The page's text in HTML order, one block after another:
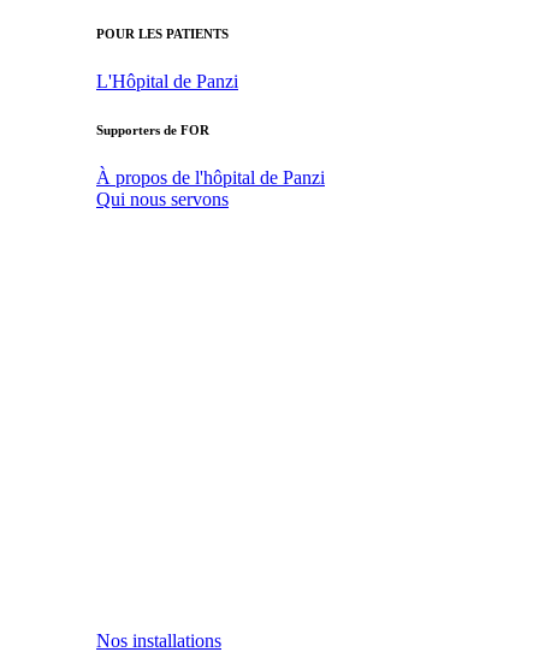
POUR LES PATIENTS
L'Hôpital de Panzi
Supporters de FOR
À propos de l'hôpital de Panzi
Qui nous servons
Nos installations